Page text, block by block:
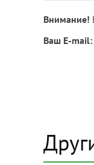
Внимание!
Ваш E-mail: